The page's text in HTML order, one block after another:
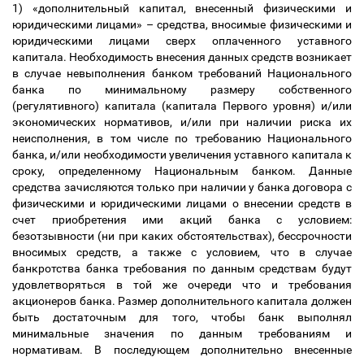
1) «дополнительный капитал, внесенный физическими и
юридическими лицами» – средства, вносимые физическими и
юридическими лицами сверх оплаченного уставного
капитала. Необходимость внесения данных средств возникает
в случае невыполнения банком требований Национального
банка по минимальному размеру собственного
(регулятивного) капитала (капитала Первого уровня) и/или
экономических нормативов, и/или при наличии риска их
неисполнения, в том числе по требованию Национального
банка, и/или необходимости увеличения уставного капитала к
сроку, определенному Национальным банком. Данные
средства зачисляются только при наличии у банка договора с
физическими и юридическими лицами о внесении средств в
счет приобретения ими акций банка с условием:
безотзывности (ни при каких обстоятельствах), бессрочности
вносимых средств, а также с условием, что в случае
банкротства банка требования по данным средствам будут
удовлетворяться в той же очереди что и требования
акционеров банка. Размер дополнительного капитала должен
быть достаточным для того, чтобы банк выполнял
минимальные значения по данным требованиям и
нормативам. В последующем дополнительно внесенные